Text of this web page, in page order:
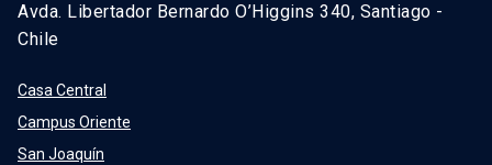
Avda. Libertador Bernardo O’Higgins 340, Santiago -
Chile
Casa Central
Campus Oriente
San Joaquín